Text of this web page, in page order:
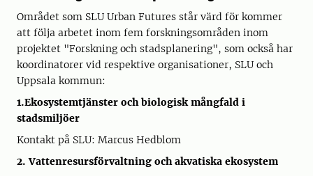
Området som SLU Urban Futures står värd för kommer
att följa arbetet inom fem forskningsområden inom
projektet "Forskning och stadsplanering", som också har
koordinatorer vid respektive organisationer, SLU och
Uppsala kommun:
1.Ekosystemtjänster och biologisk mångfald i
stadsmiljöer
Kontakt på SLU: Marcus Hedblom
2. Vattenresursförvaltning och akvatiska ekosystem